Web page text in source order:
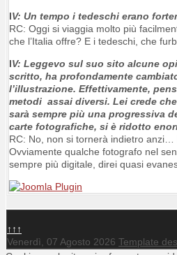
IV: Un tempo i tedeschi erano
RC: Oggi si viaggia molto più
che l’Italia offre? E i tedeschi, che
IV: Leggevo sul suo sito alcune
scritto, ha profondamente
l’illustrazione. Effettivamente,
metodi assai diversi. Lei crede
sarà sempre più una progressiva
carte fotografiche, si è ridotto
RC: No, non si tornerà indietro anzi…
Ovviamente qualche fotografo nel
sempre più digitale, direi quasi
↑↑↑
Venerdì, 07 Agosto 2026 Template